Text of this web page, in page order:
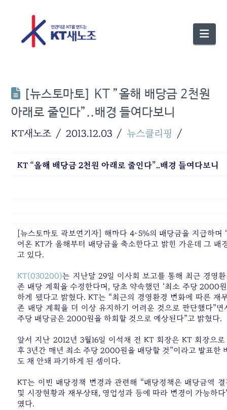
[뉴스토마토] KT ”올해 배당금 2천원
아래로 줄인다”..배경 들여다보니
KT새노조 2013.12.03 뉴스클리핑
KT “올해 배당금 2천원 아래로 줄인다”..배경 들여다보니
[뉴스토마토 곽보연기자] 해마다 4~5%의 배당금을 지급하며
어온 KT가 올해부터 배당금을 축소한다고 밝힌 가운데 그 배
고 있다.
KT(030200)는 지난달 29일 이사회 보고를 통해 최근 경영
존 배당 계획을 수정한다며, 당초 약속했던 ‘최소 주당 2000
하게 됐다고 밝혔다. KT는 “최근의 경영환경 변화에 따른 재
존 배당 계획을 더 이상 유지하기 어려운 것으로 판단했다”면
주당 배당금은 2000원을 하회할 것으로 예상된다”고 밝혔다.
앞서 지난 2012년 3월16일 이석채 전 KT 회장은 KT 회장으
후 3년간 매년 최소 주당 2000원을 배당할 것”이라고 발표한
도 채 안돼 파기하게 된 셈이다.
KT는 이번 배당정책 변경과 관련해 “배당정책은 배당금액
및 시장현황과 재무상태, 영업성과 등에 따라 변경이 가능하
였다.